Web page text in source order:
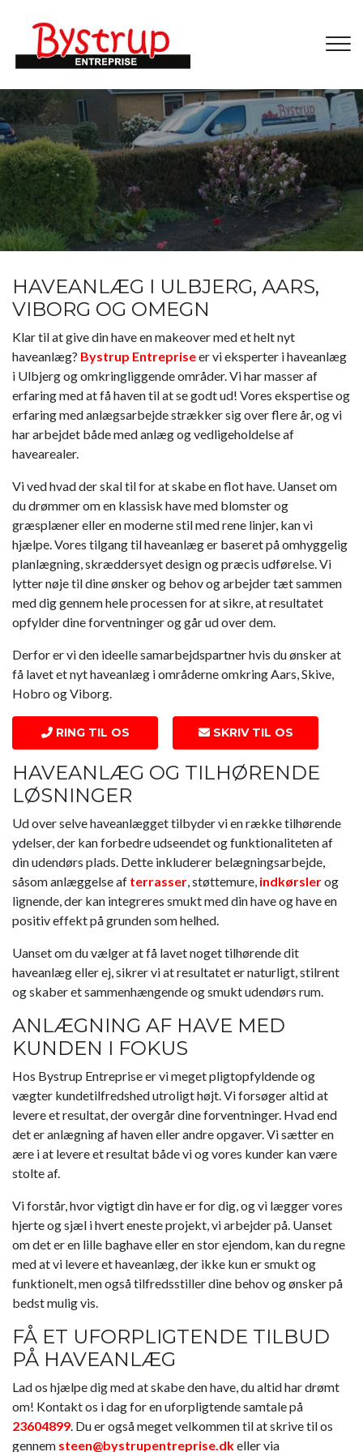
hovedindhold
HAVEANLÆG I ULBJERG, AARS,
VIBORG OG OMEGN
Klar til at give din have en makeover med et helt nyt
haveanlæg? Bystrup Entrepriseer vi eksperter i haveanlæg
i Ulbjerg og omkringliggende områder. Vi har masser af
erfaring med at få haven til at se godt ud! Vores ekspertise og
erfaring med anlægsarbejde strækker sig over flere år, og vi
har arbejdet både med anlæg og vedligeholdelse af
havearealer.
Vi ved hvad der skal til for at skabe en flot have. Uanset om
du drømmer om en klassisk have med blomster og
græsplæner eller en moderne stil med rene linjer, kan vi
hjælpe. Vores tilgang til haveanlæg er baseret på omhyggelig
planlægning, skræddersyet design og præcis udførelse. Vi
lytter nøje til dine ønsker og behov og arbejder tæt sammen
med dig gennem hele processen for at sikre, at resultatet
opfylder dine forventninger og går ud over dem.
Derfor er vi den ideelle samarbejdspartner hvis du ønsker at
få lavet et nyt haveanlæg i områderne omkring Aars, Skive,
Hobro og Viborg.
RING TIL OS SKRIV TIL OS
HAVEANLÆG OG TILHØRENDE
LØSNINGER
Ud over selve haveanlægget tilbyder vi en række tilhørende
ydelser, der kan forbedre udseendet og funktionaliteten af
din udendørs plads. Dette inkluderer belægningsarbejde,
såsom anlæggelse af terrasser, støttemure, indkørslerog
lignende, der kan integreres smukt med din have og have en
positiv effekt på grunden som helhed.
Uanset om du vælger at få lavet noget tilhørende dit
haveanlæg eller ej, sikrer vi at resultatet er naturligt, stilrent
og skaber et sammenhængende og smukt udendørs rum.
ANLÆGNING AF HAVE MED
KUNDEN I FOKUS
Hos Bystrup Entreprise er vi meget pligtopfyldende og
vægter kundetilfredshed utroligt højt. Vi forsøger altid at
levere et resultat, der overgår dine forventninger. Hvad end
det er anlægning af haven eller andre opgaver. Vi sætter en
ære i at levere et resultat både vi og vores kunder kan være
stolte af.
Vi forstår, hvor vigtigt din have er for dig, og vi lægger vores
hjerte og sjæl i hvert eneste projekt, vi arbejder på. Uanset
om det er en lille baghave eller en stor ejendom, kan du regne
med at vi levere et haveanlæg, der ikke kun er smukt og
funktionelt, men også tilfredsstiller dine behov og ønsker på
bedst mulig vis.
FÅ ET UFORPLIGTENDE TILBUD
PÅ HAVEANLÆG
Lad os hjælpe dig med at skabe den have, du altid har drømt
om! Kontakt os i dag for en uforpligtende samtale på
23604899. Du er også meget velkommen til at skrive til os
gennem steen@bystrupentreprise.dkeller via